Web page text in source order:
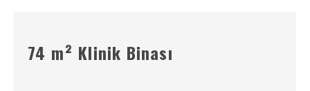
74 m² Klinik Binası